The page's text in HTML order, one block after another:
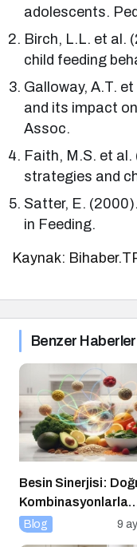
adolescents.
Birch, L.L. et al.
child feeding
Galloway, A.T.
and its impact
Assoc.
Faith, M.S. et
strategies and
Satter, E.
in Feeding.
Kaynak:
Benzer Haberler
Besin Sinerjisi:
Kombinasyonlarla
Besinlerin Gücünü
Blog 9